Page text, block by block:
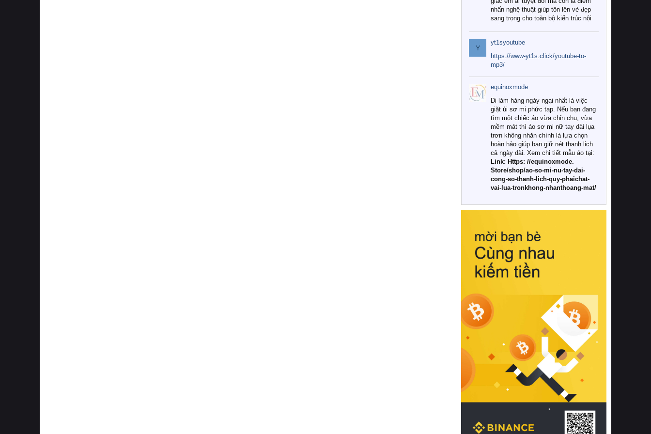
nhấn nghệ thuật giúp tôn lên vẻ đẹp
sang trọng cho toàn bộ kiến trúc nội
Tuy nhiên, giữa thị trường đa dạng
với vô vàn thương hiệu và mẫu mã
như hiện nay, làm thế nào để chọn
được những bộ chăn ga gối đệm cao
cấp thực sự chất lượng, phù hợp với
khí hậu và nhu cầu sử dụng của gia
đình? Hãy cùng chúng tôi đi tìm lời
giải đáp chi tiết qua bài viết dưới đây.
1. Tại sao các gia đình hiện đại lại ưa
chuộng chăn ga gối đệm cao cấp?
Khác với các dòng sản phẩm thông
thường, những bộ chăn ga gối đệm
cao cấp trải qua quy trình sản xuất
nghiêm ngặt từ khâu chọn lọc nguyên
liệu tự nhiên đến công nghệ dệt
nhuộm hiện đại không chứa hóa chất
này, bạn sẽ cảm nhận rõ rệt sự khác
hồi chuẩn xác của phần đệm nâng đỡ
cột sống.
Bên cạnh đó, việc lựa chọn các dòng
sản phẩm đạt chuẩn chất lượng quốc
tế còn giúp ngăn ngừa tình trạng kích
khuẩn và nấm mốc trong điều kiện
thời tiết nóng ẩm. Bạn có thể tìm hiểu
thêm các nghiên cứu khoa học về tác
động của giấc ngủ và môi trường
phòng ngủ đối với sức khỏe con
người tại Sleep Foundation (External
Link) để có cái nhìn toàn diện hơn.
2. Các tiêu chí vàng khi lựa chọn
chăn ga gối đệm cao cấp cho phòng
ngủ
Để sở hữu một bộ chăn ga gối đệm
cao cấp hoàn hảo cả về thẩm mỹ lẫn
công năng, người tiêu dùng cần cân
nhắc kỹ lưỡng các tiêu chí quan trọng
Y
yt1syoutube
https://www-yt1s.click/youtube-to-
mp3/
equinoxmode
Đi làm hàng ngày ngại nhất là việc
giặt ủi sơ mi phức tạp. Nếu bạn đang
tìm một chiếc áo vừa chỉn chu, vừa
mềm mát thì áo sơ mi nữ tay dài lụa
trơn không nhăn chính là lựa chọn
hoàn hảo giúp bạn giữ nét thanh lịch
cả ngày dài. Xem chi tiết mẫu áo tại:
Link: Https: //equinoxmode.
Store/shop/ao-so-mi-nu-tay-dai-
cong-so-thanh-lich-quy-phaichat-
vai-lua-tronkhong-nhanthoang-mat/